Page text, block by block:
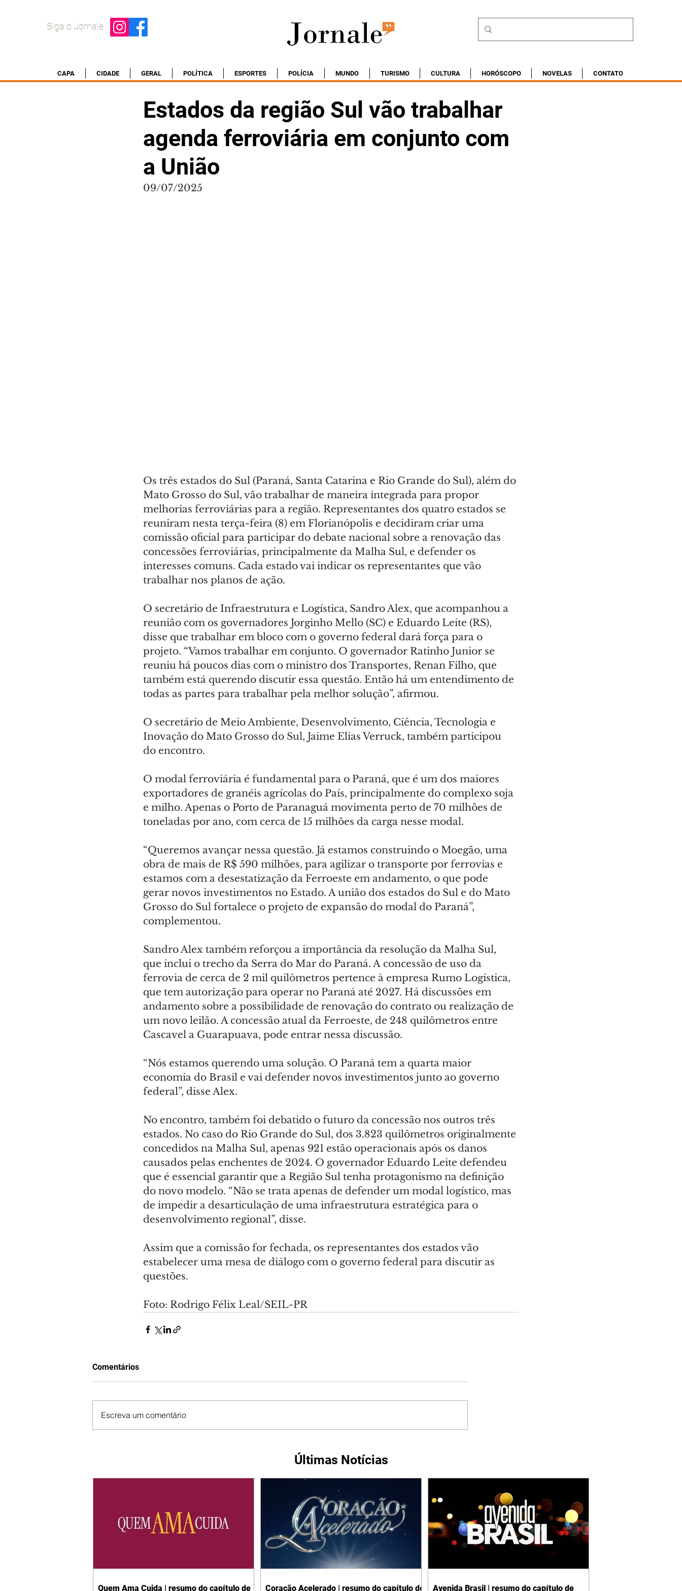
Siga o Jornale
CAPA CIDADE GERAL POLÍTICA ESPORTES POLÍCIA MUNDO TURISMO CULTURA HORÓSCOPO NOVELAS CONTATO
Estados da região Sul vão trabalhar
agenda ferroviária em conjunto com
a União
09/07/2025
Os três estados do Sul (Paraná, Santa Catarina e Rio Grande do Sul), além do
Mato Grosso do Sul, vão trabalhar de maneira integrada para propor
melhorias ferroviárias para a região. Representantes dos quatro estados se
reuniram nesta terça-feira (8) em Florianópolis e decidiram criar uma
comissão oficial para participar do debate nacional sobre a renovação das
concessões ferroviárias, principalmente da Malha Sul, e defender os
interesses comuns. Cada estado vai indicar os representantes que vão
trabalhar nos planos de ação.
O secretário de Infraestrutura e Logística, Sandro Alex, que acompanhou a
reunião com os governadores Jorginho Mello (SC) e Eduardo Leite (RS),
disse que trabalhar em bloco com o governo federal dará força para o
projeto. “Vamos trabalhar em conjunto. O governador Ratinho Junior se
reuniu há poucos dias com o ministro dos Transportes, Renan Filho, que
também está querendo discutir essa questão. Então há um entendimento de
todas as partes para trabalhar pela melhor solução”, afirmou.
O secretário de Meio Ambiente, Desenvolvimento, Ciência, Tecnologia e
Inovação do Mato Grosso do Sul, Jaime Elias Verruck, também participou
do encontro.
O modal ferroviária é fundamental para o Paraná, que é um dos maiores
exportadores de granéis agrícolas do País, principalmente do complexo soja
e milho. Apenas o Porto de Paranaguá movimenta perto de 70 milhões de
toneladas por ano, com cerca de 15 milhões da carga nesse modal.
“Queremos avançar nessa questão. Já estamos construindo o Moegão, uma
obra de mais de R$ 590 milhões, para agilizar o transporte por ferrovias e
estamos com a desestatização da Ferroeste em andamento, o que pode
gerar novos investimentos no Estado. A união dos estados do Sul e do Mato
Grosso do Sul fortalece o projeto de expansão do modal do Paraná”,
complementou.
Sandro Alex também reforçou a importância da resolução da Malha Sul,
que inclui o trecho da Serra do Mar do Paraná. A concessão de uso da
ferrovia de cerca de 2 mil quilômetros pertence à empresa Rumo Logística,
que tem autorização para operar no Paraná até 2027. Há discussões em
andamento sobre a possibilidade de renovação do contrato ou realização de
um novo leilão. A concessão atual da Ferroeste, de 248 quilômetros entre
Cascavel a Guarapuava, pode entrar nessa discussão.
“Nós estamos querendo uma solução. O Paraná tem a quarta maior
economia do Brasil e vai defender novos investimentos junto ao governo
federal”, disse Alex.
No encontro, também foi debatido o futuro da concessão nos outros três
estados. No caso do Rio Grande do Sul, dos 3.823 quilômetros originalmente
concedidos na Malha Sul, apenas 921 estão operacionais após os danos
causados pelas enchentes de 2024. O governador Eduardo Leite defendeu
que é essencial garantir que a Região Sul tenha protagonismo na definição
do novo modelo. “Não se trata apenas de defender um modal logístico, mas
de impedir a desarticulação de uma infraestrutura estratégica para o
desenvolvimento regional”, disse.
Assim que a comissão for fechada, os representantes dos estados vão
estabelecer uma mesa de diálogo com o governo federal para discutir as
questões.
Foto: Rodrigo Félix Leal/SEIL-PR
Comentários
Escreva um comentário
Últimas Notícias
Quem Ama Cuida | resumo do capítulo de
Coração Acelerado | resumo do capítulo de
Avenida Brasil | resumo do capítulo de